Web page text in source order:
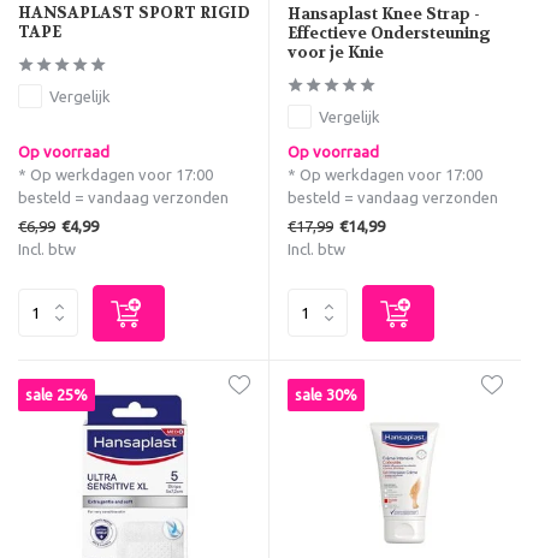
HANSAPLAST SPORT RIGID
TAPE
Vergelijk
Op voorraad
* Op werkdagen voor 17:00
besteld = vandaag verzonden
€6,99 €4,99
Incl. btw
Hansaplast Knee Strap -
Effectieve Ondersteuning
voor je Knie
Vergelijk
Op voorraad
* Op werkdagen voor 17:00
besteld = vandaag verzonden
€17,99 €14,99
Incl. btw
sale 25% sale 30%